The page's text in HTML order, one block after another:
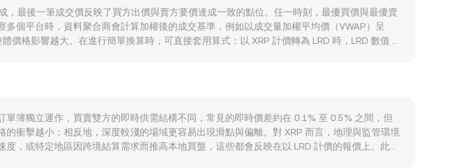
conversion rate 的波動。
最後一筆成交價反映了買方出價與賣方要價達成一致的點位。任一時刻，最優買價與最優賣
個平台時，資料聚合商會計算加權後的成交基準，例如以成交量加權平均價（VWAP）呈
價格影響越大。在進行簡單換算時，可直接套用算式：以 XRP 計價轉為 LRD 時，LRD 數值 =
定乘積模型以 x × y = k 描述池中兩種資產儲備的關係，當前價格可用池中資產比值表示，即
XRP/LRD 的即時 conversion rate 上。
簿獨立運作，買賣雙方的即時供需結構不同，常見的即時價差約在 0.1% 至 0.5% 之間，但
衝擊越小；相反地，深度較淺的場域更容易出現滑點與偏離。對 XRP 而言，地理與監管環境
，或特定地區因跨境結算需求而推高本地買盤，這些都會反映在以 LRD 計價的報價上。此